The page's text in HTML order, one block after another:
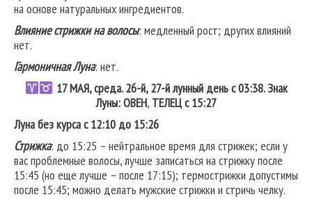
на основе натуральных ингредиентов.
Влияние стрижки на волосы: медленный рост; других влияний
нет.
Гармоничная Луна: нет.
17 МАЯ, среда. 26-й, 27-й лунный день с 03:38. Знак
Луны: ОВЕН, ТЕЛЕЦс 15:27
Луна без курса с 12:10 до 15:26
Стрижка: до 15:25 – нейтральное время для стрижек; если у
вас проблемные волосы, лучше записаться на стрижку после
15:45 (но еще лучше – после 17:15); термострижки допустимы
после 15:45; можно делать мужские стрижки и стричь челку.